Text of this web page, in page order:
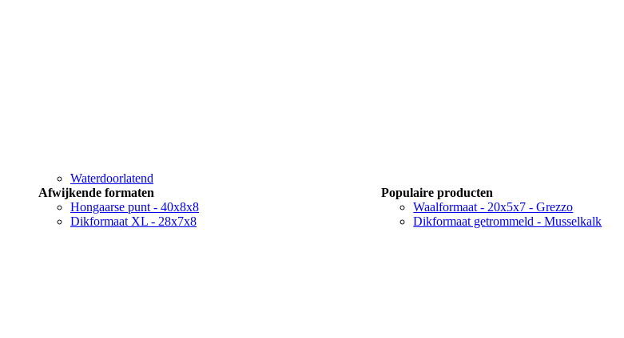
Waterdoorlatend
Afwijkende formaten
Hongaarse punt - 40x8x8
Dikformaat XL - 28x7x8
Populaire producten
Waalformaat - 20x5x7 - Grezzo
Dikformaat getrommeld - Musselkalk